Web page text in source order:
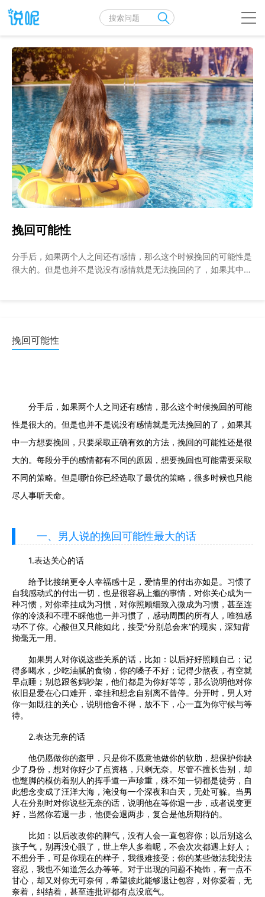
挽回可能性
分手后，如果两个人之间还有感情，那么这个时候挽回的可能性是
很大的。但是也并不是说没有感情就是无法挽回的了，如果其中一
挽回可能性
分手后，如果两个人之间还有感情，那么这个时候挽回的可能
性是很大的。但是也并不是说没有感情就是无法挽回的了，如果其
中一方想要挽回，只要采取正确有效的方法，挽回的可能性还是很
大的。每段分手的感情都有不同的原因，想要挽回也可能需要采取
不同的策略。但是哪怕你已经选取了最优的策略，很多时候也只能
尽人事听天命。
一、男人说的挽回可能性最大的话
1.表达关心的话
给予比接纳更令人幸福感十足，爱情里的付出亦如是。习惯了
自我感动式的付出一切，也是很容易上瘾的事情，对你关心成为一
种习惯，对你牵挂成为习惯，对你照顾细致入微成为习惯，甚至连
你的冷淡和不理不睬他也一并习惯了，感动周围的所有人，唯独感
动不了你。心酸但又只能如此，接受“分别总会来”的现实，深知背
拗毫无一用。
如果男人对你说这些关系的话，比如：以后好好照顾自己；记
得多喝水，少吃油腻的食物，你的嗓子不好；记得少熬夜，有空就
早点睡；别总跟爸妈吵架，他们都是为你好等等，那么说明他对你
依旧是爱在心口难开，牵挂和想念自别离不曾停。分开时，男人对
你一如既往的关心，说明他舍不得，放不下，心一直为你守候与等
待。
2.表达无奈的话
他仍愿做你的盔甲，只是你不愿意他做你的软肋，想保护你缺
少了身份，想对你好少了点资格，只剩无奈。尽管不擅长告别，却
也蹩脚的模仿着别人的挥手道一声珍重，殊不知一切都是徒劳，自
此想念变成了汪洋大海，淹没每一个深夜和白天，无处可躲。当男
人在分别时对你说些无奈的话，说明他在等你退一步，或者说变更
好，当然你若退一步，他便会退两步，复合是他所期待的。
比如：以后改改你的脾气，没有人会一直包容你；以后别这么
孩子气，别再没心眼了，世上华人多着呢，不会次次都遇上好人；
不想分手，可是你现在的样子，我很难接受；你的某些做法我没法
容忍，我也不知道怎么办等等。对于出现的问题不掩饰，有一点不
甘心，却又对你无可奈何，希望彼此能够退让包容，对你爱着，无
奈着，纠结着，甚至连批评都有点没底气。